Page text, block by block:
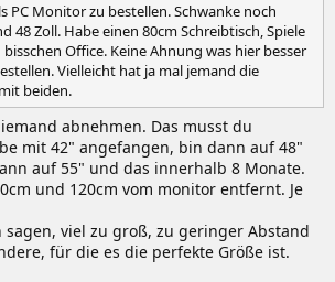
PC Monitor zu bestellen. Schwanke noch
48 Zoll. Habe einen 80cm Schreibtisch, Spiele
Office. Keine Ahnung was hier besser
Vielleicht hat ja mal jemand die
beiden.
abnehmen. Das musst du
mit 42" angefangen, bin dann auf 48"
auf 55" und das innerhalb 8 Monate.
und 120cm vom monitor entfernt. Je
sagen, viel zu groß, zu geringer Abstand
für die es die perfekte Größe ist.